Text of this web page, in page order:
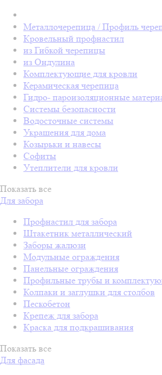
Металлочерепица / Профиль
Кровельный профнастил
из Гибкой черепицы
из Ондулина
Комплектующие для кровли
Керамическая черепица
Гидро- пароизоляционные
Системы безопасности
Водосточные системы
Украшения для дома
Козырьки и навесы
Софиты
Утеплители для кровли
Показать все
Для забора
Профнастил для забора
Штакетник металлический
Заборы жалюзи
Модульные ограждения
Панельные ограждения
Профильные трубы и
Колпаки и заглушки для столбов
Пескобетон
Крепеж для забора
Краска для подкрашивания
Показать все
Для фасада